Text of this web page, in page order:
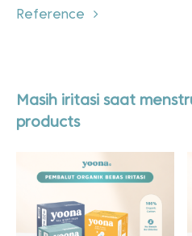
Reference
Masih iritasi saat
products